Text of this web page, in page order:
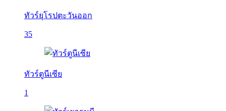
ทัวร์ยุโรปตะวันออก
35
ทัวร์ตูนีเซีย
1